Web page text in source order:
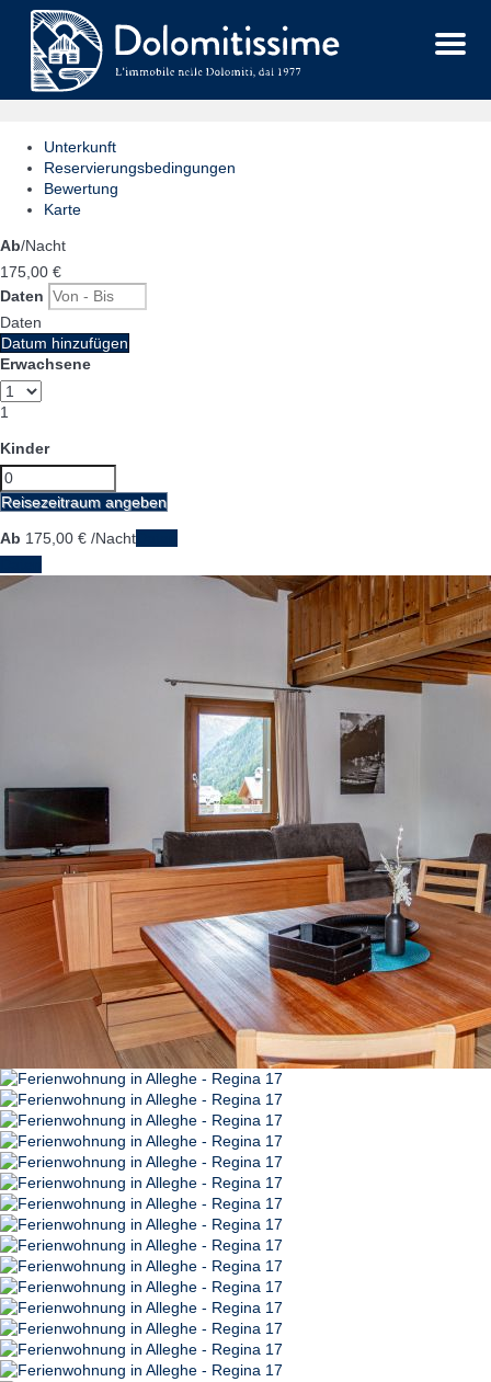
Menu
Unterkunft
Reservierungsbedingungen
Bewertung
Karte
Ab/Nacht
175, 00 €
Daten
Daten
Datum hinzufügen
Erwachsene
1
Kinder
Reisezeitraum angeben
Ab 175, 00 € /Nacht